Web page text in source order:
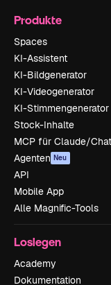
Produkte
Spaces
KI-Assistent
KI-Bildgenerator
KI-Videogenerator
KI-Stimmengenerator
Stock-Inhalte
MCP für Claude/
Agenten Neu
API
Mobile App
Alle Magnific-Tools
Loslegen
Academy
Dokumentation